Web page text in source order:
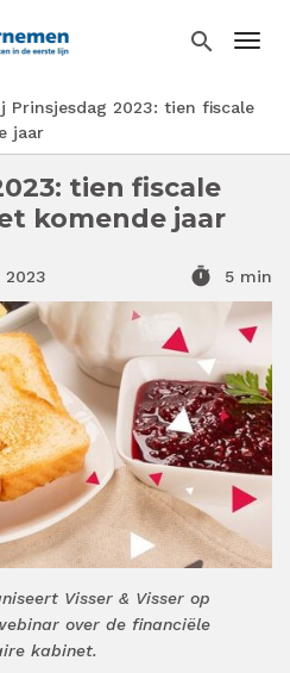
search
Prinsjesdag 2023: tien fiscale
jaar
tien fiscale
komende jaar
2023 timer 5 min
Visser & Visser op
over de financiële
kabinet.